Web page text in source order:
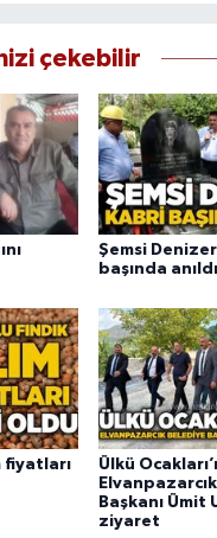
çekebilir
Şemsi
başında anıldı
fiyatları
Ülkü
Başkanı Ümit
ziyaret